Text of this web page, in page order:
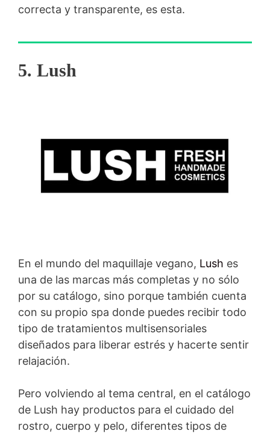
correcta y transparente, es esta.
5. Lush
En el mundo del maquillaje vegano, Lush es
una de las marcas más completas y no sólo
por su catálogo, sino porque también cuenta
con su propio spa donde puedes recibir todo
tipo de tratamientos multisensoriales
diseñados para liberar estrés y hacerte sentir
relajación.
Pero volviendo al tema central, en el catálogo
de Lush hay productos para el cuidado del
rostro, cuerpo y pelo, diferentes tipos de